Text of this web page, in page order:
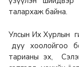
талархаж байна.
Улсын Их Хурлын
дуу хоолойгоо
тарианы эх,